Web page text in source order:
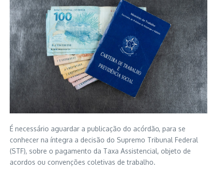
É necessário aguardar a publicação do acórdão, para se
conhecer na íntegra a decisão do Supremo Tribunal Federal
(STF), sobre o pagamento da Taxa Assistencial, objeto de
acordos ou convenções coletivas de trabalho.